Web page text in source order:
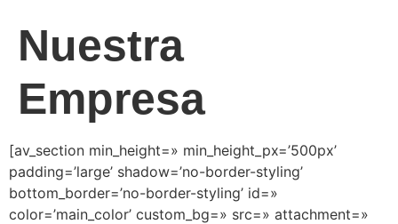
Nuestra
Empresa
[av_section min_height=» min_height_px=’500px’
padding=’large’ shadow=’no-border-styling’
bottom_border=’no-border-styling’ id=»
color=’main_color’ custom_bg=» src=» attachment=»